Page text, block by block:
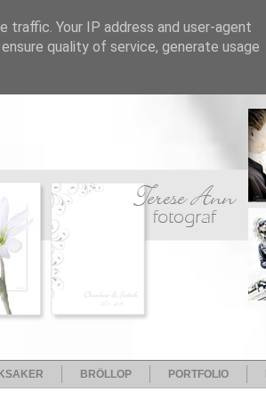
BRÖLLOP PORTFOLIO
Your IP address and user-agent
quality of service, generate usage